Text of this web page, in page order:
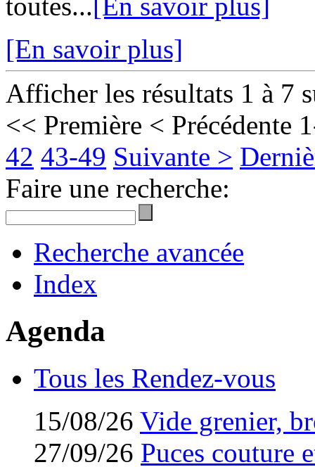
[En savoir plus]
Afficher les résultats 1 à 7
<< Première < Précédente
42 43-49 Suivante >
Faire une recherche:
Recherche avancée
Index
Agenda
Tous les Rendez-vous
15/08/26 Vide grenier,
27/09/26 Puces couture